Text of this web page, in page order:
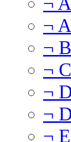
¬
¬
¬
¬
¬
¬